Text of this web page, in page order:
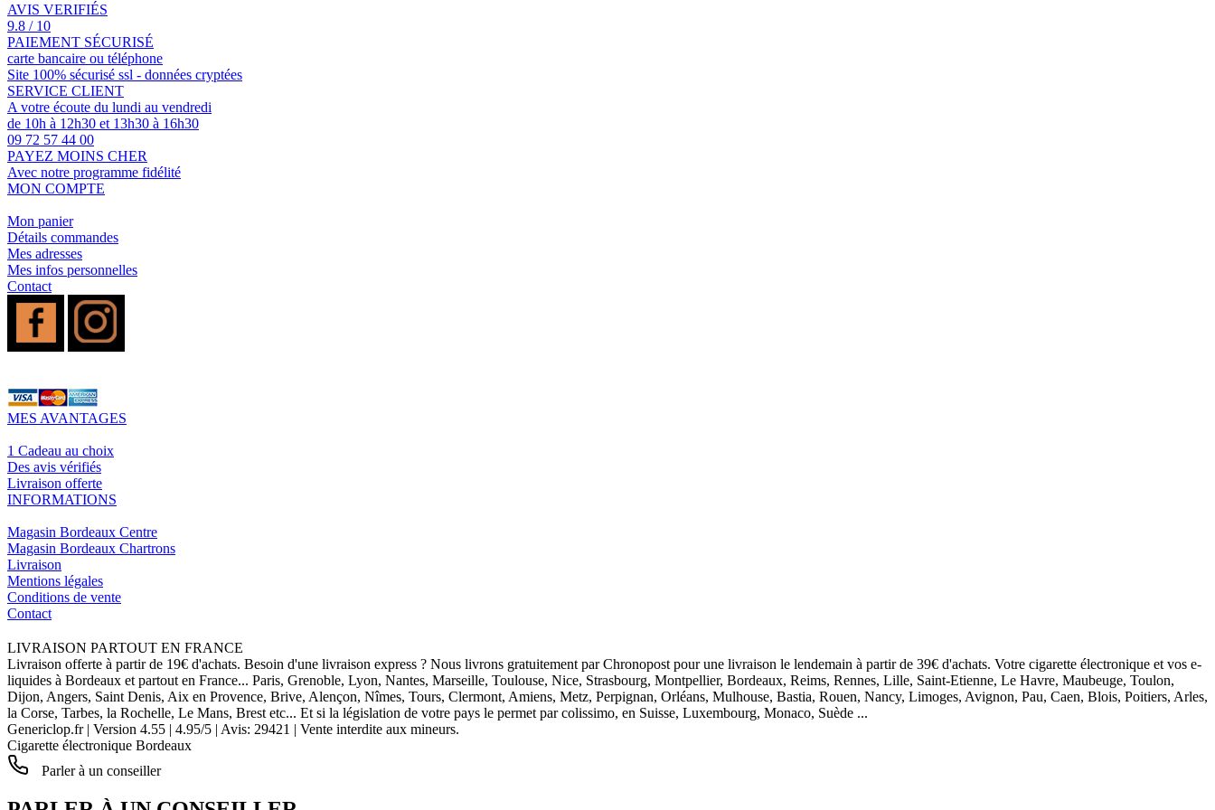
AVIS VERIFIÉS
9.8 / 10
PAIEMENT SÉCURISÉ
carte bancaire ou téléphone
Site 100% sécurisé ssl - données cryptées
SERVICE CLIENT
A votre écoute du lundi au vendredi
de 10h à 12h30 et 13h30 à 16h30
09 72 57 44 00
PAYEZ MOINS CHER
Avec notre programme fidélité
MON COMPTE
Mon panier
Détails commandes
Mes adresses
Mes infos personnelles
Contact
MES AVANTAGES
1 Cadeau au choix
Des avis vérifiés
Livraison offerte
INFORMATIONS
Magasin Bordeaux Centre
Magasin Bordeaux Chartrons
Livraison
Mentions légales
Conditions de vente
Contact
LIVRAISON PARTOUT EN FRANCE
Livraison offerte à partir de 19€ d'achats. Besoin d'une livraison express ? Nous livrons gratuitement par Chronopost pour une livraison le lendemain à partir de 39€ d'achats. Votre cigarette électronique et vos e-
liquides à Bordeaux et partout en France... Paris, Grenoble, Lyon, Nantes, Marseille, Toulouse, Nice, Strasbourg, Montpellier, Bordeaux, Reims, Rennes, Lille, Saint-Etienne, Le Havre, Maubeuge, Toulon,
Dijon, Angers, Saint Denis, Aix en Provence, Brive, Alençon, Nîmes, Tours, Clermont, Amiens, Metz, Perpignan, Orléans, Mulhouse, Bastia, Rouen, Nancy, Limoges, Avignon, Pau, Caen, Blois, Poitiers, Arles,
la Corse, Tarbes, la Rochelle, Le Mans, Brest etc... Et si la législation de votre pays le permet par colissimo, en Suisse, Luxembourg, Monaco, Suède ...
Genericlop.fr| Version 4.55 | 4.95/5 | Avis: 29421 | Vente interdite aux mineurs.
Cigarette électronique Bordeaux
Parler à un conseiller